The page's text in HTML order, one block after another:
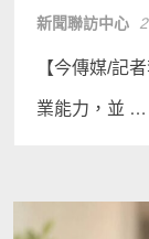
新聞聯訪中心
【今傳媒/記
業能力，並 …